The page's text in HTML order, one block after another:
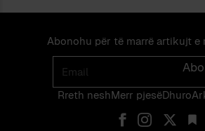
Abonohu për të marrë artikujt e
Email
Rreth neshMerr pjes​​ë​Dhuro